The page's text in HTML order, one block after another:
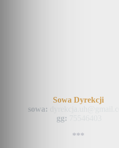
Sowa Dyrekcji
sowa:
gg:
***